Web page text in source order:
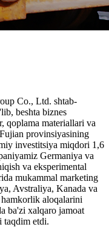
Co., Ltd. shtab-
beshta biznes
qoplama materiallari va
provinsiyasining
investitsiya miqdori 1,6
Germaniya va
va eksperimental
mukammal marketing
Avstraliya, Kanada va
aloqalarini
ba'zi xalqaro jamoat
taqdim etdi.